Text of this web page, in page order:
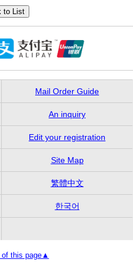
Mail Order Guide
An inquiry
Edit your registration
Site Map
繁體中文
한국어
of this page▲